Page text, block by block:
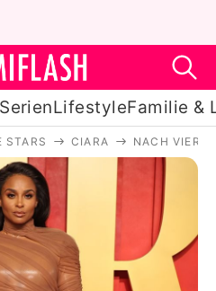
LifestyleFamilie &
& Serien
STARS CIARA NACH